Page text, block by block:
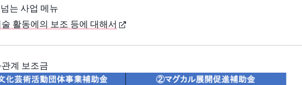
는 사업 메뉴
활동에의 보조 등에 대해서
계 보조금